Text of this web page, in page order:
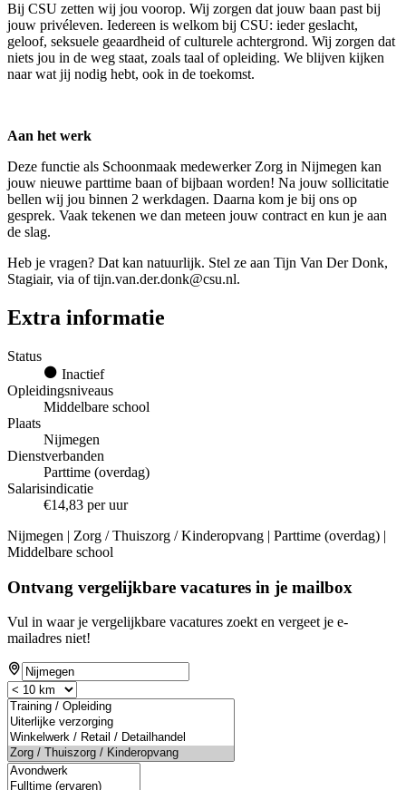
Bij CSU zetten wij jou voorop. Wij zorgen dat jouw baan past bij
jouw privéleven. Iedereen is welkom bij CSU: ieder geslacht,
geloof, seksuele geaardheid of culturele achtergrond. Wij zorgen dat
niets jou in de weg staat, zoals taal of opleiding. We blijven kijken
naar wat jij nodig hebt, ook in de toekomst.
Aan het werk
Deze functie als Schoonmaak medewerker Zorg in Nijmegen kan
jouw nieuwe parttime baan of bijbaan worden! Na jouw sollicitatie
bellen wij jou binnen 2 werkdagen. Daarna kom je bij ons op
gesprek. Vaak tekenen we dan meteen jouw contract en kun je aan
de slag.
Heb je vragen? Dat kan natuurlijk. Stel ze aan Tijn Van Der Donk,
Stagiair, via of tijn.van.der.donk@csu.nl.
Extra informatie
Status
Inactief
Opleidingsniveaus
Middelbare school
Plaats
Nijmegen
Dienstverbanden
Parttime (overdag)
Salarisindicatie
€14,83 per uur
Nijmegen | Zorg / Thuiszorg / Kinderopvang | Parttime (overdag) |
Middelbare school
Ontvang vergelijkbare vacatures in je mailbox
Vul in waar je vergelijkbare vacatures zoekt en vergeet je e-
mailadres niet!